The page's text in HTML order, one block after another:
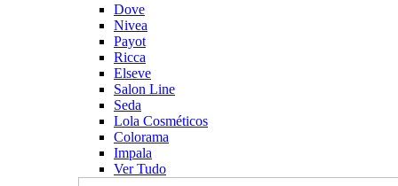
Dove
Nivea
Payot
Ricca
Elseve
Salon Line
Seda
Lola Cosméticos
Colorama
Impala
Ver Tudo